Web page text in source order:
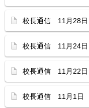
校長通信 11月28日
校長通信 11月24日
校長通信 11月22日
校長通信 11月1日